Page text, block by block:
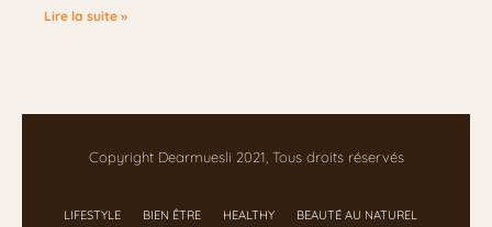
Lire la suite »
Copyright Dearmuesli 2021, Tous droits réservés
LIFESTYLE BIEN ÊTRE HEALTHY BEAUTÉ AU NATUREL